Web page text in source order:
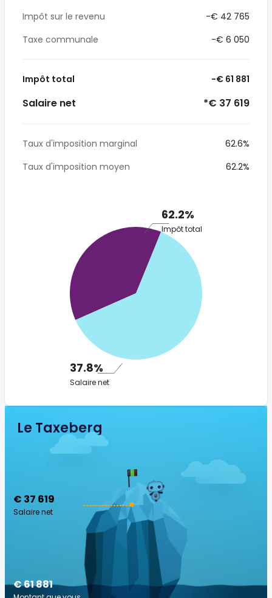
Impôt sur le revenu
-€ 42 765
Taxe communale
-€ 6 050
Impôt total -€ 61 881
Salaire net *€ 37 619
Taux d'imposition marginal
62.6%
Taux d'imposition moyen
62.2%
62.2%
Impôt total
37.8%
Salaire net
Le Taxeberg
€ 37 619
Salaire net
€ 61 881